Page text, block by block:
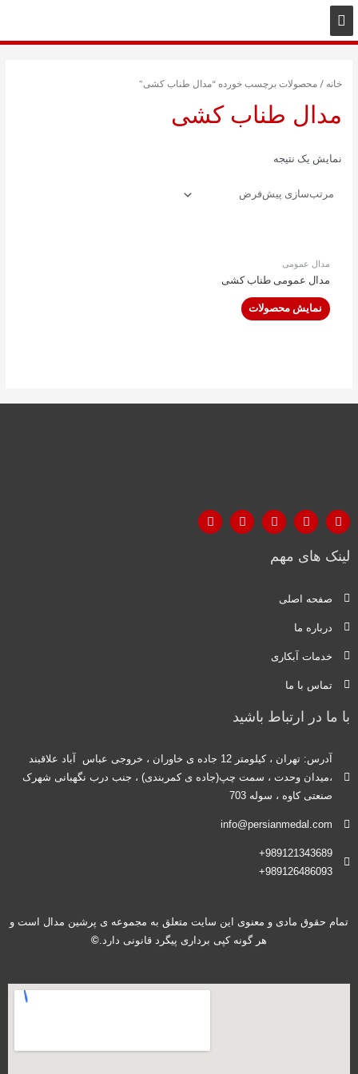
خانه / محصولات برچسب خورده “مدال طناب کشی”
مدال طناب کشی
نمایش یک نتیجه
مدال عمومی
مدال عمومی طناب کشی
نمایش محصولات
لینک های مهم
صفحه اصلی
درباره ما
خدمات آبکاری
تماس با ما
با ما در ارتباط باشید
آدرس: تهران ، کیلومتر 12 جاده ی خاوران ، خروجی عباس آباد علاقبند
،میدان وحدت ، سمت چپ(جاده ی کمربندی) ، جنب درب نگهبانی شهرک
صنعتی کاوه ، سوله 703
info@persianmedal.com
989121343689+
989126486093+
تمام حقوق مادی و معنوی این سایت متعلق به مجموعه ی پرشین مدال است و
هر گونه کپی برداری پیگرد قانونی دارد.©